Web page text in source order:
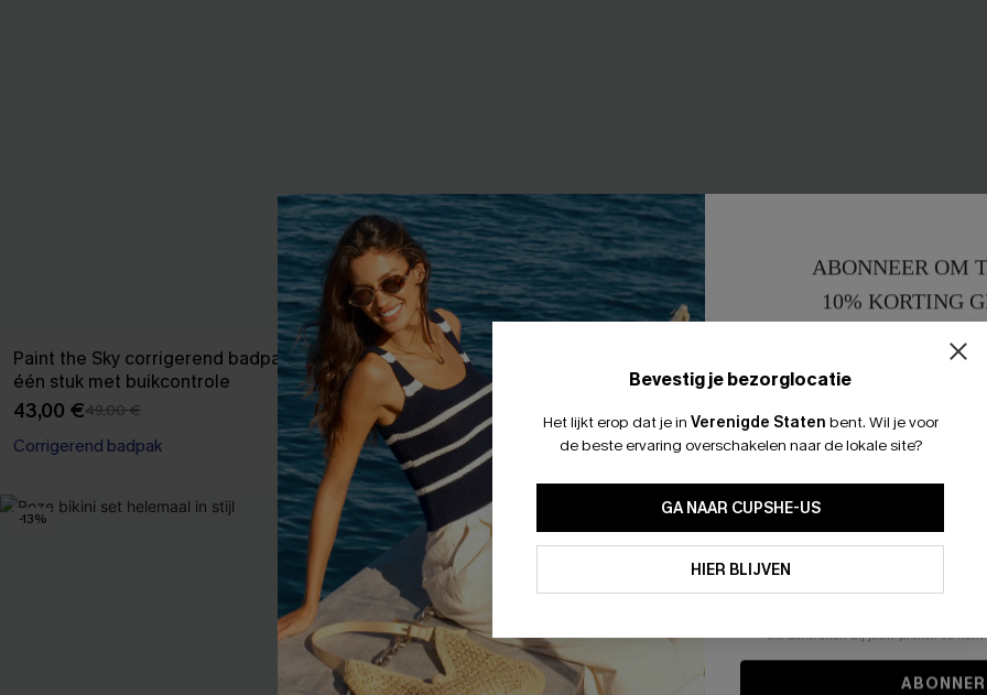
Paint the Sky corrigerend badpak uit
één stuk met buikcontrole
43,00 €49,00 €
Corrigerend badpak
Coole geometrische bikiniset
37,00 €42,00 €
【AG18】2 met 10% korting
Superleuke roze bikini set
32,00 €37,00 €
【AG18】2 met 10% korting
-13% -11%
Bevestig je bezorglocatie
Het lijkt erop dat je in Verenigde Staten bent. Wil je voor
de beste ervaring overschakelen naar de lokale site?
GA NAAR CUPSHE-US
HIER BLIJVEN
ABONNEER OM
10% KORTING
15%
Door je contactgegevens in te
Algemene
stemt er tevens mee in om
en gepersonaliseerde
winkelwagen) en e-mails van
niet vereist voor een aankoop. We
informatie gebruiken om producten
die aansluiten bij jouw profiel. Je